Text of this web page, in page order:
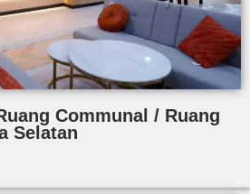
Communal / Ruang
Selatan